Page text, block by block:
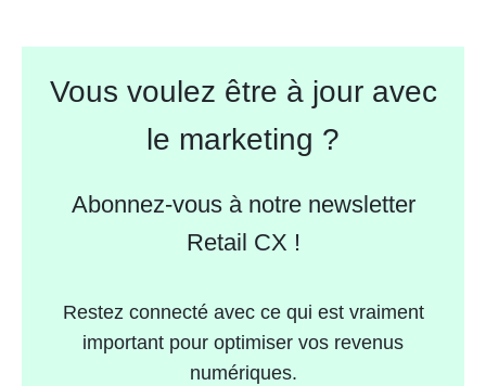
Vous voulez être à jour avec
le marketing ?
Abonnez-vous à notre newsletter
Retail CX !
Restez connecté avec ce qui est vraiment
important pour optimiser vos revenus
numériques.